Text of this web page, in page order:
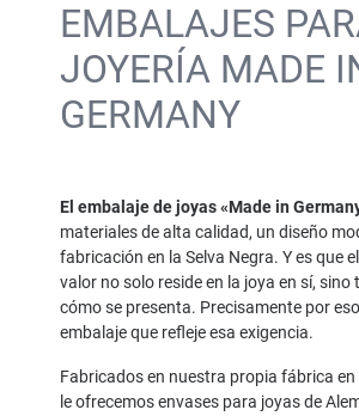
EMBALAJES
JOYERÍA MADE
GERMANY
El embalaje de joyas «Made in
materiales de alta calidad, un diseño
fabricación en la Selva Negra. Y es que
valor no solo reside en la joya en sí, sino
cómo se presenta. Precisamente por
embalaje que refleje esa exigencia.
Fabricados en nuestra propia fábrica en
le ofrecemos envases para joyas de